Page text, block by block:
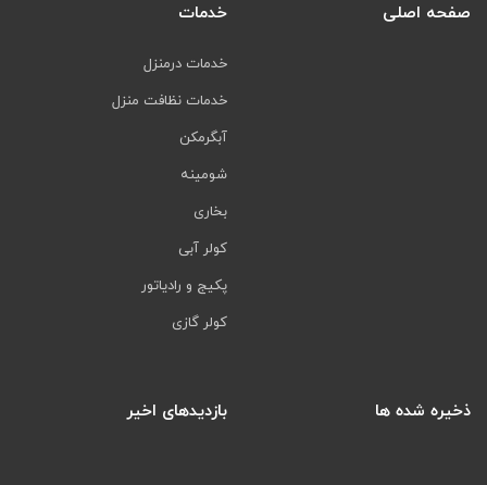
صفحه اصلی خدمات
خدمات درمنزل
خدمات نظافت منزل
آبگرمکن
شومینه
بخاری
کولر آبی
پکیج و رادیاتور
کولر گازی
ذخیره شده ها بازدیدهای اخیر